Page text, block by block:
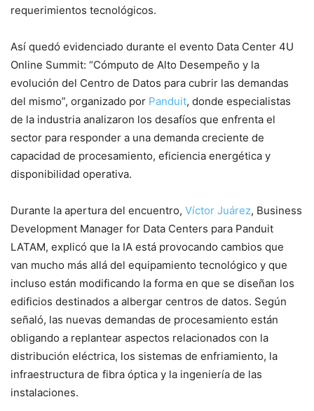
requerimientos tecnológicos.
Así quedó evidenciado durante el evento Data Center 4U
Online Summit: “Cómputo de Alto Desempeño y la
evolución del Centro de Datos para cubrir las demandas
del mismo”, organizado por Panduit, donde especialistas
de la industria analizaron los desafíos que enfrenta el
sector para responder a una demanda creciente de
capacidad de procesamiento, eficiencia energética y
disponibilidad operativa.
Durante la apertura del encuentro, Víctor Juárez, Business
Development Manager for Data Centers para Panduit
LATAM, explicó que la IA está provocando cambios que
van mucho más allá del equipamiento tecnológico y que
incluso están modificando la forma en que se diseñan los
edificios destinados a albergar centros de datos. Según
señaló, las nuevas demandas de procesamiento están
obligando a replantear aspectos relacionados con la
distribución eléctrica, los sistemas de enfriamiento, la
infraestructura de fibra óptica y la ingeniería de las
instalaciones.